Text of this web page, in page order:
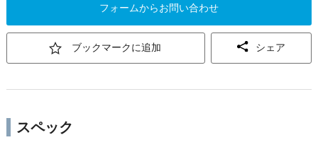
フォームからお問い合わせ
ブックマークに追加 シェア
スペック